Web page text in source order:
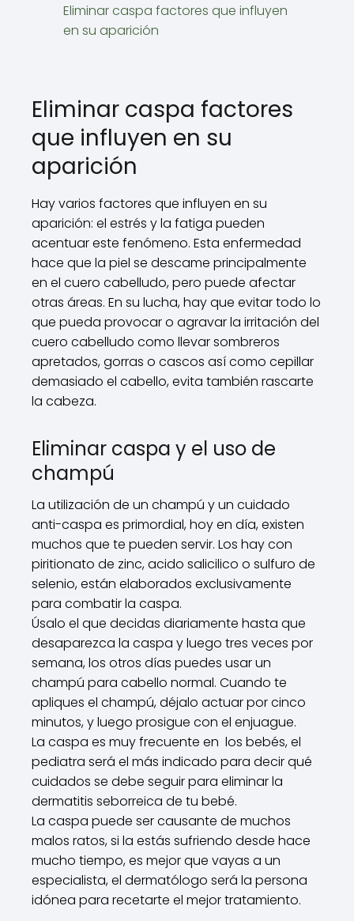
Eliminar caspa factores que influyen
en su aparición
Eliminar caspa factores
que influyen en su
aparición
Hay varios factores que influyen en su
aparición: el estrés y la fatiga pueden
acentuar este fenómeno. Esta enfermedad
hace que la piel se descame principalmente
en el cuero cabelludo, pero puede afectar
otras áreas. En su lucha, hay que evitar todo lo
que pueda provocar o agravar la irritación del
cuero cabelludo como llevar sombreros
apretados, gorras o cascos así como cepillar
demasiado el cabello, evita también rascarte
la cabeza.
Eliminar caspa y el uso de
champú
La utilización de un champú y un cuidado
anti-caspa es primordial, hoy en día, existen
muchos que te pueden servir. Los hay con
piritionato de zinc, acido salicilico o sulfuro de
selenio, están elaborados exclusivamente
para combatir la caspa.
Úsalo el que decidas diariamente hasta que
desaparezca la caspa y luego tres veces por
semana, los otros días puedes usar un
champú para cabello normal. Cuando te
apliques el champú, déjalo actuar por cinco
minutos, y luego prosigue con el enjuague.
La caspa es muy frecuente en los bebés, el
pediatra será el más indicado para decir qué
cuidados se debe seguir para eliminar la
dermatitis seborreica de tu bebé.
La caspa puede ser causante de muchos
malos ratos, si la estás sufriendo desde hace
mucho tiempo, es mejor que vayas a un
especialista, el dermatólogo será la persona
idónea para recetarte el mejor tratamiento.